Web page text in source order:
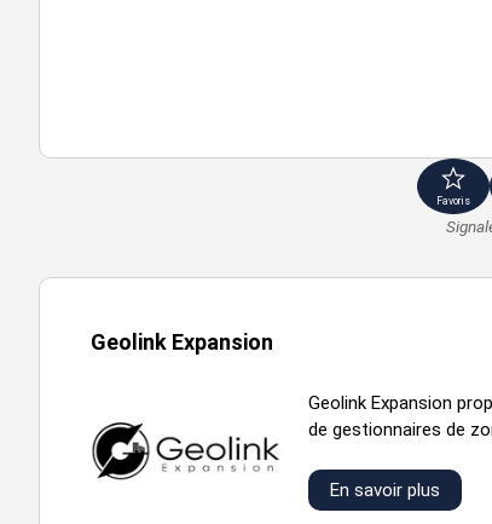
Favoris
Geolink Expansion
Geolink Expansion
de gestionnaires de
En savoir plus